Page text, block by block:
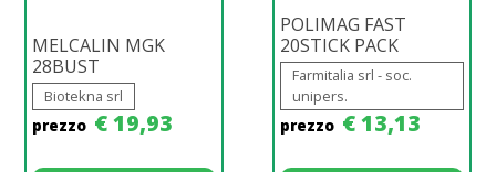
MELCALIN MGK
28BUST
Biotekna srl
prezzo € 19,93
POLIMAG FAST
20STICK PACK
Farmitalia srl - soc.
unipers.
prezzo € 13,13